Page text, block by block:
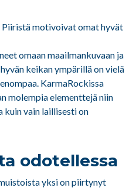
Piiristä motivoivat omat hyvät
omaan maailmankuvaan ja
keikan ympärillä on vielä
KarmaRockissa
molempia elementtejä niin
kuin vain laillisesti on
odotellessa
yksi on piirtynyt